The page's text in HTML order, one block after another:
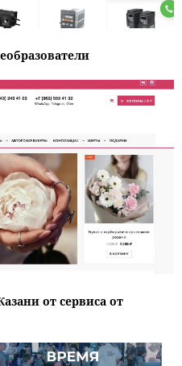
от сервиса от